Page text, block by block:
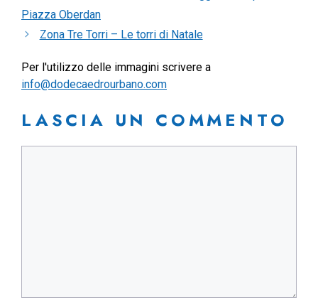
Piazza Oberdan
Zona Tre Torri – Le torri di Natale
Per l'utilizzo delle immagini scrivere a
info@dodecaedrourbano.com
LASCIA UN COMMENTO